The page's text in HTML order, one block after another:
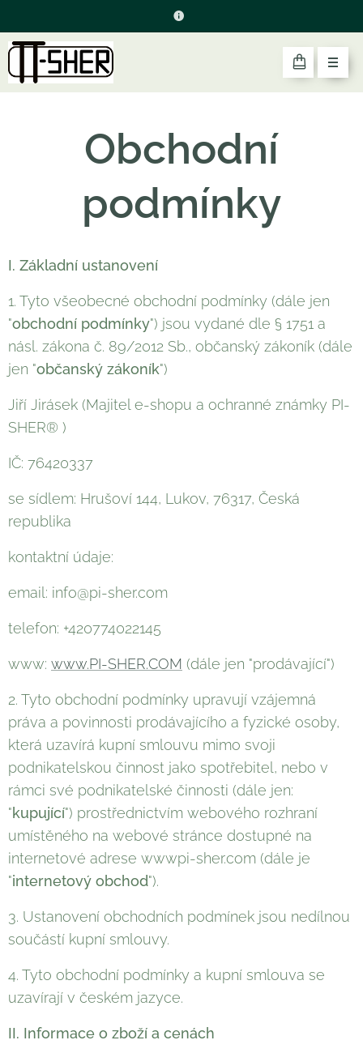
Obchodní
podmínky
I. Základní ustanovení
1. Tyto všeobecné obchodní podmínky (dále jen
"obchodní podmínky") jsou vydané dle § 1751 a
násl. zákona č. 89/2012 Sb., občanský zákoník (dále
jen "občanský zákoník")
Jiří Jirásek (Majitel e-shopu a ochranné známky PI-
SHER® )
IČ: 76420337
se sídlem: Hrušoví 144, Lukov, 76317, Česká
republika
kontaktní údaje:
email: info@pi-sher.com
telefon: +420774022145
www: www.PI-SHER.COM (dále jen "prodávající")
2. Tyto obchodní podmínky upravují vzájemná
práva a povinnosti prodávajícího a fyzické osoby,
která uzavírá kupní smlouvu mimo svoji
podnikatelskou činnost jako spotřebitel, nebo v
rámci své podnikatelské činnosti (dále jen:
"kupující") prostřednictvím webového rozhraní
umístěného na webové stránce dostupné na
internetové adrese wwwpi-sher.com (dále je
"internetový obchod").
3. Ustanovení obchodních podmínek jsou nedílnou
součástí kupní smlouvy.
4. Tyto obchodní podmínky a kupní smlouva se
uzavírají v českém jazyce.
II. Informace o zboží a cenách